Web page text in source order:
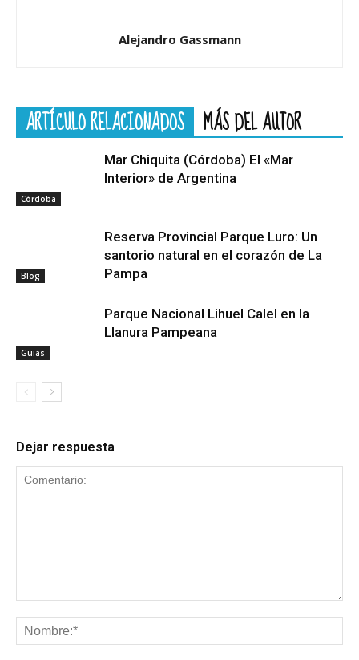
Alejandro Gassmann
ARTÍCULO RELACIONADOS MÁS DEL AUTOR
Córdoba
Mar Chiquita (Córdoba) El «Mar
Interior» de Argentina
Blog
Reserva Provincial Parque Luro: Un
santorio natural en el corazón de La
Pampa
Guias
Parque Nacional Lihuel Calel en la
Llanura Pampeana
Dejar respuesta